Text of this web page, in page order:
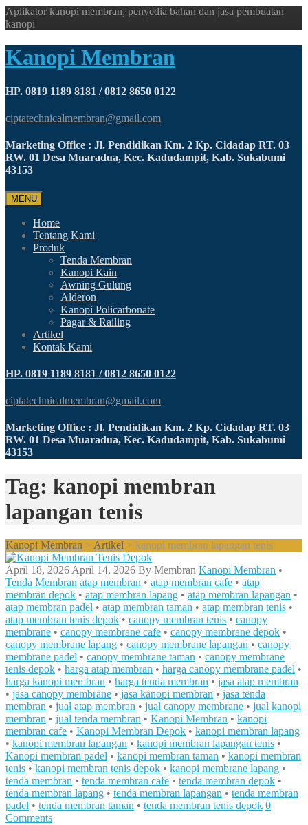
Aplikator kanopi membran, penyedia bahan dan jasa pembuatan
kanopi
Kanopi Membran
HP. 0819 1189 8181 / 0812 8650 0122
ciptatechnicalmembran@gmail.com
Marketing Office : Jl. Pendidikan Km. 2 Kp. Cidadap RT. 03
RW. 01 Desa Muaradua, Kec. Kadudampit, Kab. Sukabumi
43153
MENU
Home
Tentang Kami
Produk
Tenda Membran
Kanopi Kain
Awning Gulung
Alderon
Kanopi Policarbonate
Pagar & Railing
Artikel
Kontak Kami
HP. 0819 1189 8181 / 0812 8650 0122
ciptatechnicalmembran@gmail.com
Marketing Office : Jl. Pendidikan Km. 2 Kp. Cidadap RT. 03
RW. 01 Desa Muaradua, Kec. Kadudampit, Kab. Sukabumi
43153
Tag: kanopi membran
lapangan tenis
Kanopi Membran > Artikel > kanopi membran lapangan tenis
April 18, 2026 April 14, 2026 By Membran Kanopi Membran •
Tenda Membran atap membran • atap membran cafe • atap
membran depok • atap membran lapang • atap membran lapangan •
atap membran padel • atap membran taman • atap membran tenis •
atap membran tenis depok • canopy membran tenis • canopy
membrane • canopy membrane cafe • canopy membrane depok •
canopy membrane lapang • canopy membrane lapangan • canopy
membrane padel • canopy membrane taman • canopy membrane
tenis depok • harga atap membran • harga canopy membrane padel •
harga kanopi membran • harga tenda membran • jasa atap membran
• jasa canopy membrane • jasa kanopi membran • jasa tenda
membran • jual atap membran • jual canopy membrane • jual kanopi
membran • jual tenda membran • Kanopi Membran • kanopi
membran cafe • Kanopi Membran Depok • kanopi membran lapang
• kanopi membran lapangan • kanopi membran lapangan tenis •
Kanopi membran padel • kanopi membran taman • kanopi membran
tenis • kanopi membran tenis depok • kanopi membrane lapang •
tenda membran • tenda membran cafe • tenda membran depok •
tenda membran lapang • tenda membran lapangan • tenda membran
padel • tenda membran taman • tenda membran tenis depok 0
Comments